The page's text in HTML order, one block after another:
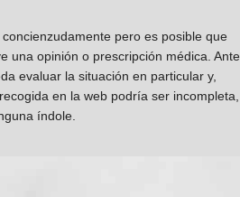
pero es posible que
una opinión o prescripción médica. Ante
evaluar la situación en particular y,
en la web podría ser incompleta,
índole.